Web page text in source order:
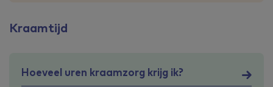
Kraamtijd
Hoeveel uren kraamzorg krijg ik?